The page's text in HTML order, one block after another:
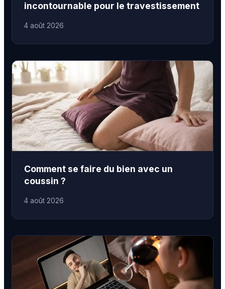
incontournable pour le travestissement
4 août 2026
Comment se faire du bien avec un
coussin ?
4 août 2026